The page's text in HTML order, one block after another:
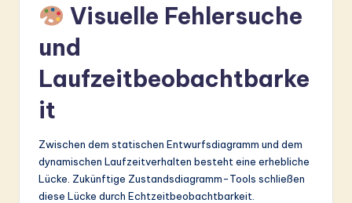
Visuelle Fehlersuche
und
Laufzeitbeobachtbarke
it
Zwischen dem statischen Entwurfsdiagramm und dem
dynamischen Laufzeitverhalten besteht eine erhebliche
Lücke. Zukünftige Zustandsdiagramm-Tools schließen
diese Lücke durch Echtzeitbeobachtbarkeit.